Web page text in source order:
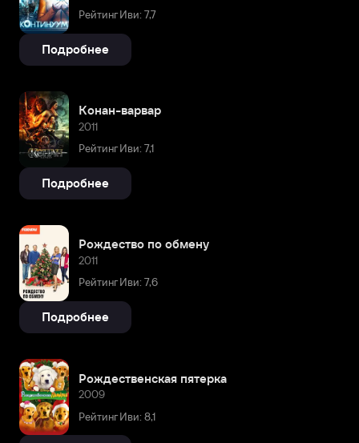
Рейтинг Иви: 7,7
Подробнее
Конан-варвар
2011
Рейтинг Иви: 7,1
Подробнее
Рождество по обмену
2011
Рейтинг Иви: 7,6
Подробнее
Рождественская пятерка
2009
Рейтинг Иви: 8,1